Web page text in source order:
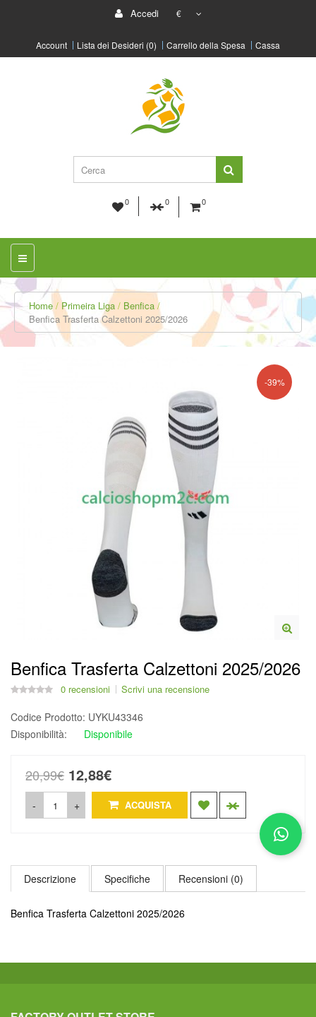
Accedi €
Account Lista dei Desideri (0) Carrello della Spesa Cassa
0 0 0
Home Primeira Liga
Benfica
Benfica Trasferta Calzettoni 2025/2026
-39%
Benfica Trasferta Calzettoni 2025/2026
0 recensioni Scrivi una recensione
Codice Prodotto: UYKU43346
Disponibilità:
Disponibile
20,99€ 12,88€
- + ACQUISTA
Descrizione Specifiche Recensioni (0)
Benfica Trasferta Calzettoni 2025/2026